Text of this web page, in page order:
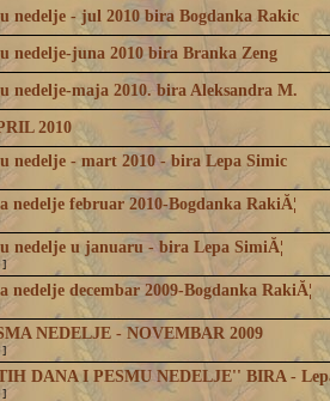
nedelje - jul 2010 bira Bogdanka Rakic
nedelje-juna 2010 bira Branka Zeng
nedelje-maja 2010. bira Aleksandra M.
2010
nedelje - mart 2010 - bira Lepa Simic
nedelje februar 2010-Bogdanka RakiĂ¦
nedelje u januaru - bira Lepa SimiĂ¦
]
nedelje decembar 2009-Bogdanka RakiĂ¦
NEDELJE - NOVEMBAR 2009
]
DANA I PESMU NEDELJE'' BIRA -
]